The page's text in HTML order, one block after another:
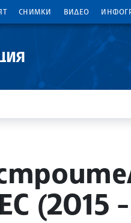
СНИМКИ ВИДЕО
(2015 -